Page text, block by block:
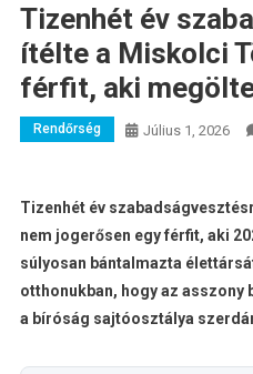
Tizenhét év
ítélte a Miskolci
férfit, aki
Rendőrség Július 1, 2026
Tizenhét év
nem jogerősen egy férfit, aki
súlyosan bántalmazta
otthonukban, hogy az
a bíróság sajtóosztálya